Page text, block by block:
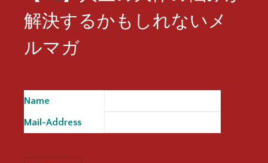
解決するかもしれないメ
ルマガ
Name
Mail-Address